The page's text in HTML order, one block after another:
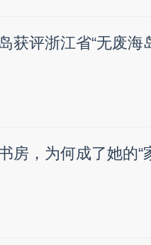
获评浙江省“无废海
房，为何成了她的“